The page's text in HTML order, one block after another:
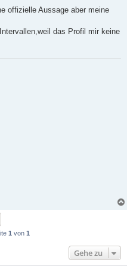
offizielle Aussage aber meine
das Profil mir keine
1 von 1
Gehe zu